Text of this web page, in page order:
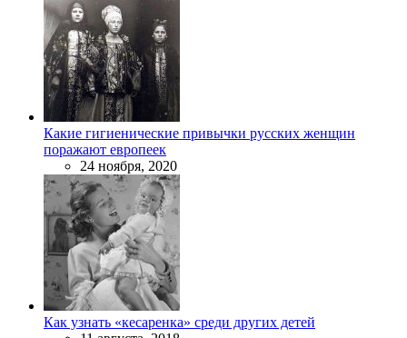
Какие гигиенические привычки русских женщин
поражают европеек
24 ноября, 2020
Как узнать «кесаренка» среди других детей